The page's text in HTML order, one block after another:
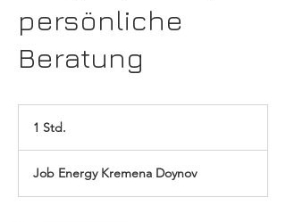
persönliche
Beratung
1 Std.
d
Job Energy Kremena Doynov